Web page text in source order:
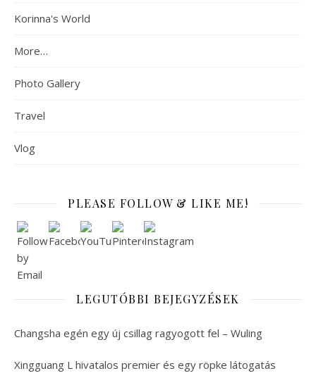
Korinna's World
More…
Photo Gallery
Travel
Vlog
PLEASE FOLLOW & LIKE ME!
LEGUTÓBBI BEJEGYZÉSEK
Changsha egén egy új csillag ragyogott fel – Wuling
Xingguang L hivatalos premier és egy röpke látogatás